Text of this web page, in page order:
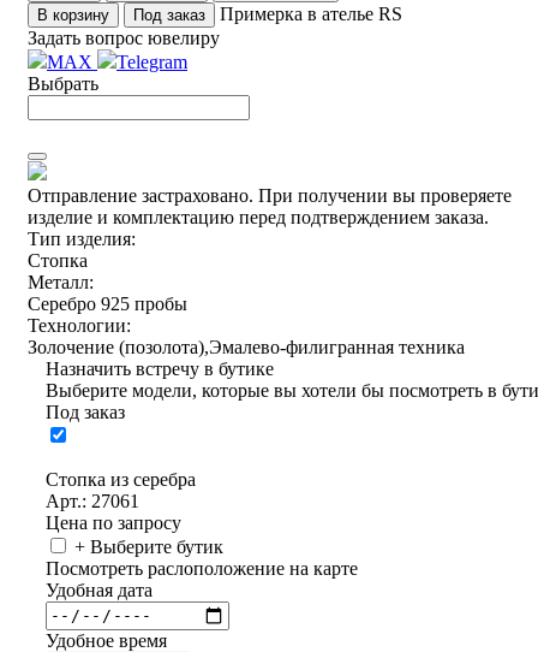
В корзину
Под заказ
Примерка в ателье RS
Задать вопрос ювелиру
MAX
Telegram
Выбрать
Отправление застраховано. При получении вы проверяете
изделие и комплектацию перед подтверждением заказа.
Тип изделия:
Стопка
Металл:
Серебро 925 пробы
Технологии:
Золочение (позолота),Эмалево-филигранная техника
Назначить встречу в бутике
Выберите модели, которые вы хотели бы посмотреть в
Под заказ
Стопка из серебра
Арт.: 27061
Цена по запросу
+ Выберите бутик
Посмотреть раслоположение на карте
Удобная дата
Удобное время